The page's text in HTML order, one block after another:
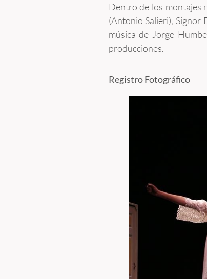
Dentro de los montajes
(Antonio Salieri), Signor
música de Jorge
producciones.
Registro Fotográfico